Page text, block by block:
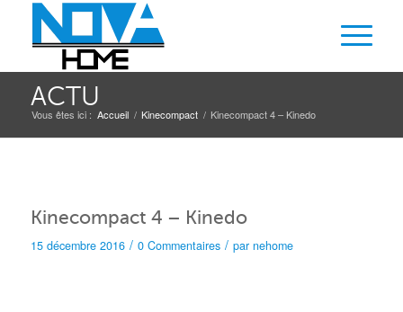
ACTU
Vous êtes ici : Accueil / Kinecompact / Kinecompact 4 – Kinedo
Kinecompact 4 – Kinedo
15 décembre 2016 / 0 Commentaires / par nehome